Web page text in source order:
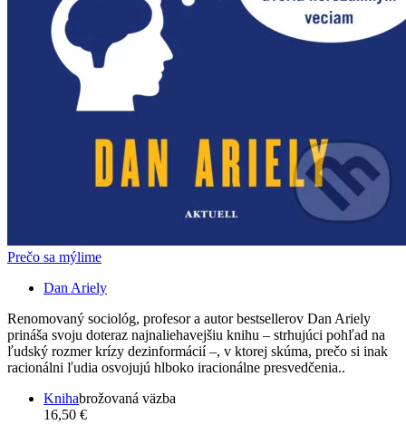
Prečo sa mýlime
Dan Ariely
Renomovaný sociológ, profesor a autor bestsellerov Dan Ariely
prináša svoju doteraz najnaliehavejšiu knihu – strhujúci pohľad na
ľudský rozmer krízy dezinformácií –, v ktorej skúma, prečo si inak
racionálni ľudia osvojujú hlboko iracionálne presvedčenia..
Knihabrožovaná väzba
16,50 €